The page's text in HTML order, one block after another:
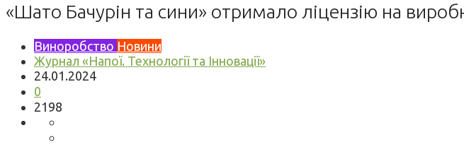
«Шато Бачурін та сини» отримало ліцензію на
Виноробство Новини
Журнал «Напої. Технології та Інновації»
24.01.2024
0
2198